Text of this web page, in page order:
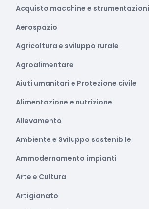
Acquisto macchine e strumentazioni
Aerospazio
Agricoltura e sviluppo rurale
Agroalimentare
Aiuti umanitari e Protezione civile
Alimentazione e nutrizione
Allevamento
Ambiente e Sviluppo sostenibile
Ammodernamento impianti
Arte e Cultura
Artigianato